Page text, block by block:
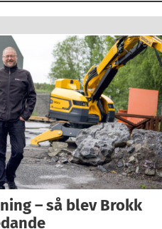
– så blev Brokk